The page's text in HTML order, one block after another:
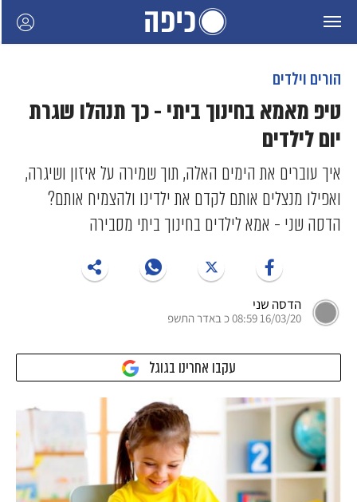
הורים וילדים
טיפ מאמא בחינוך ביתי - כך תנהלו שגרת
יום לילדים
איך עוברים את הימים האלה, תוך שמירה על איזון ושיגרה,
ואפילו מנצלים אותם לקדם את ילדינו ולהצמיח אותם?
הדסה שני - אמא לילדים בחינוך ביתי מסבירה
הדסה שני
16/03/20 08:59 כ באדר התשפ
עקבו אחרינו בגוגל